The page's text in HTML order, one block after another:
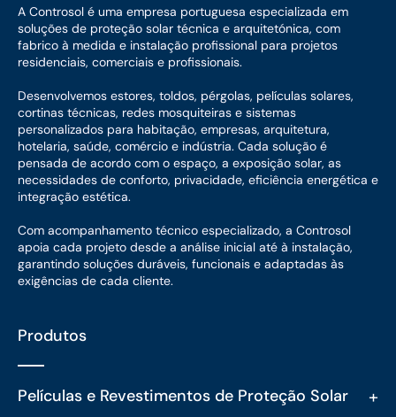
A Controsol é uma empresa portuguesa especializada em
soluções de proteção solar técnica e arquitetónica, com
fabrico à medida e instalação profissional para projetos
residenciais, comerciais e profissionais.
Desenvolvemos estores, toldos, pérgolas, películas solares,
cortinas técnicas, redes mosquiteiras e sistemas
personalizados para habitação, empresas, arquitetura,
hotelaria, saúde, comércio e indústria. Cada solução é
pensada de acordo com o espaço, a exposição solar, as
necessidades de conforto, privacidade, eficiência energética e
integração estética.
Com acompanhamento técnico especializado, a Controsol
apoia cada projeto desde a análise inicial até à instalação,
garantindo soluções duráveis, funcionais e adaptadas às
exigências de cada cliente.
Produtos
Películas e Revestimentos de Proteção Solar +